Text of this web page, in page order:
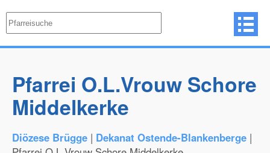
Pfarrei O.L.Vrouw Schore
Middelkerke
Diözese Brügge | Dekanat Ostende-Blankenberge |